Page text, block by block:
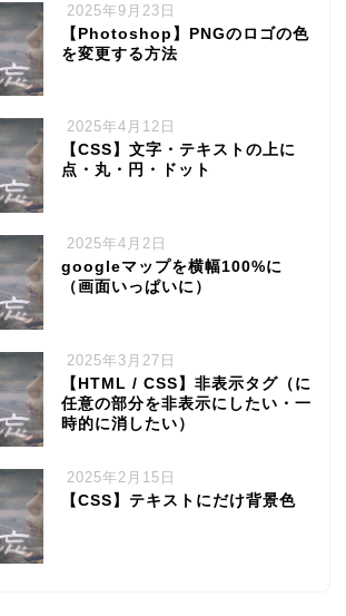
2025年9月23日
【Photoshop】PNGのロゴの色
を変更する方法
2025年4月12日
【CSS】文字・テキストの上に
点・丸・円・ドット
2025年4月2日
googleマップを横幅100%に
（画面いっぱいに）
2025年3月27日
【HTML / CSS】非表示タグ（に
任意の部分を非表示にしたい・一
時的に消したい）
2025年2月15日
【CSS】テキストにだけ背景色